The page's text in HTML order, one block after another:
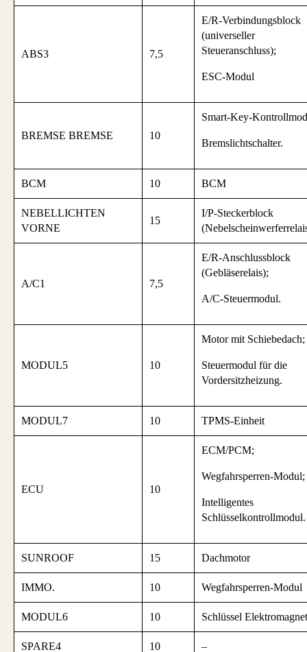
ABS3 7,5
E/R-Verbindungsblock
(universeller
Steueranschluss);
ESC-Modul
BREMSE BREMSE 10
Smart-Key-
Bremslichtschalter.
BCM 10 BCM
NEBELLICHTEN
VORNE
15
I/P-Steckerblock
A/C1 7,5
E/R-Anschlussblock
(Gebläserelais);
A/C-Steuermodul.
MODUL5 10
Motor mit Schiebedach;
Steuermodul für die
Vordersitzheizung.
MODUL7 10 TPMS-Einheit
ECU 10
ECM/PCM;
Wegfahrsperren-Modul;
Intelligentes
Schlüsselkontrollmodul.
SUNROOF 15 Dachmotor
IMMO. 10 Wegfahrsperren-Modul
MODUL6 10 Schlüssel Elektromagnet
SPARE4 10 –